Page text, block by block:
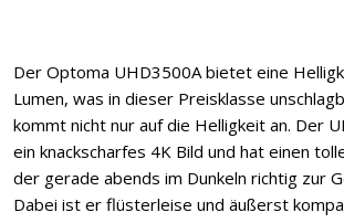
Der Optoma UHD3500A bietet eine
Lumen, was in dieser Preisklasse
kommt nicht nur auf die Helligkeit an. Der
ein knackscharfes 4K Bild und hat einen
der gerade abends im Dunkeln richtig zur
Dabei ist er flüsterleise und äußerst